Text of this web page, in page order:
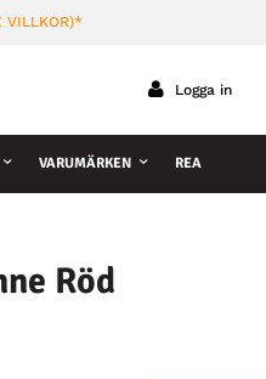
VILLKOR)*
Logga in
VARUMÄRKEN REA
Röd